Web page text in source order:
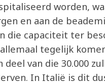
worden,
en aan de
die capaciteit ter
tegelijk
deel van die 30.000
In Italië is dit